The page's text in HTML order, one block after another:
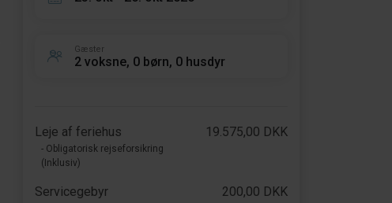
Gæster
2 voksne, 0 børn, 0 husdyr
Leje af feriehus
- Obligatorisk rejseforsikring
(Inklusiv)
19.575,00 DKK
Servicegebyr 200,00 DKK